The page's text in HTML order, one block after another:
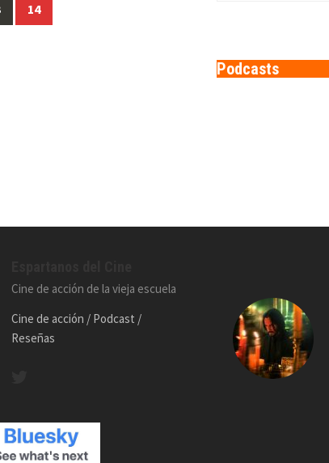
14
Podcasts
Cine de acción de la vieja escuela
Cine de acción / Podcast /
Reseñas